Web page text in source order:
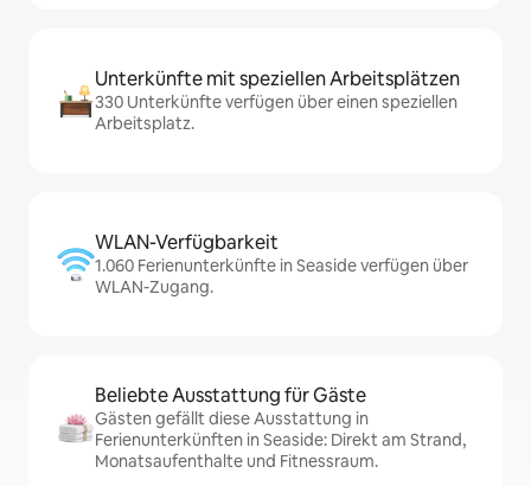
Unterkünfte mit speziellen Arbeitsplätzen
330 Unterkünfte verfügen über einen speziellen
Arbeitsplatz.
WLAN-Verfügbarkeit
1.060 Ferienunterkünfte in Seaside verfügen über
WLAN-Zugang.
Beliebte Ausstattung für Gäste
Gästen gefällt diese Ausstattung in
Ferienunterkünften in Seaside: Direkt am Strand,
Monatsaufenthalte und Fitnessraum.